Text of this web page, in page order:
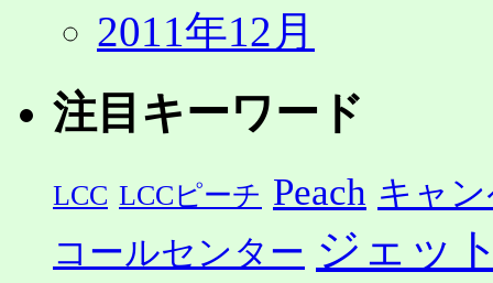
2011年12月
注目キーワード
LCC LCCピーチ Peach キャ
コールセンター ジェッ